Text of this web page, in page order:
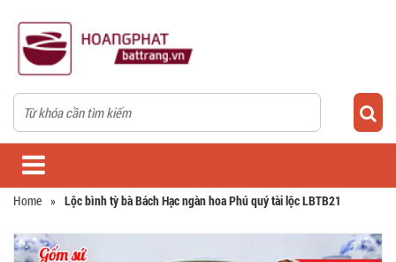
Home » Lộc bình tỳ bà Bách Hạc ngàn hoa Phú quý tài lộc LBTB21